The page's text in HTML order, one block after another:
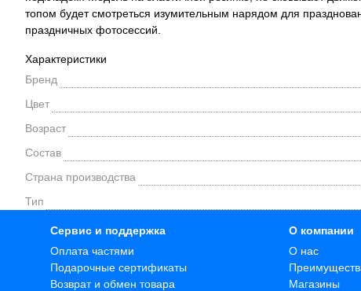
топом будет смотреться изумительным нарядом для
праздничных фотосессий.
Характеристики
Бренд
Цвет
Возраст
Состав
Страна производства
Тип
Сервис и поддержка
Оплата частями
Подарочные сертификаты
Возврат и обмен товара
О компании
О нас
Магазины